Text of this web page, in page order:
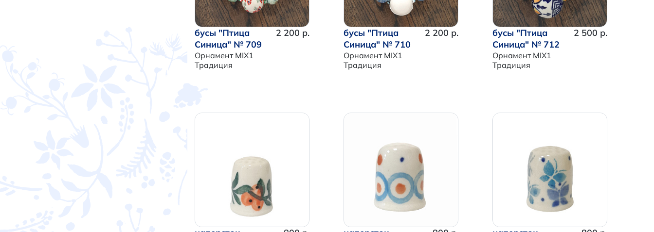
0 р.
Продолжить покупки
Перейти в корзину
бусы "Птица
Синица" № 709
Орнамент MIX1
Традиция
2 200 р.
бусы "Птица
Синица" № 710
Орнамент MIX1
Традиция
2 200 р.
бусы "Птица
Синица" № 712
Орнамент MIX1
Традиция
2 500 р.